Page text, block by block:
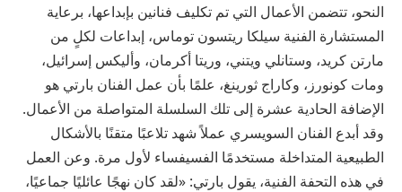
النحو، تتضمن الأعمال التي تم تكليف فنانين بإبداعها، برعاية
المستشارة الفنية سيلكا ريتسون توماس، إبداعات لكلٍ من
مارتن كريد، وستانلي ويتني، وريتا أكرمان، وأليكس إسرائيل،
ومات كونورز، وكاراج ثورينغ، علمًا بأن عمل الفنان بارتي هو
الإضافة الحادية عشرة إلى تلك السلسلة المتواصلة من الأعمال.
وقد أبدع الفنان السويسري عملاً شهد تلاعبًا متقنًا بالأشكال
الطبيعية المتداخلة مستخدمًا الفسيفساء لأول مرة. وعن العمل
في هذه التحفة الفنية، يقول بارتي: «لقد كان نهجًا عائليًا جماعيًا،